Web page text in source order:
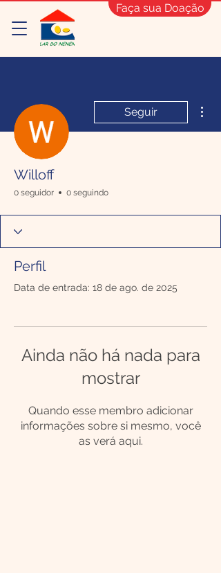
Faça sua Doação
Seguir
Willoff
0 seguidor 0 seguindo
Perfil
Data de entrada: 18 de ago. de 2025
Ainda não há nada para
mostrar
Quando esse membro adicionar
informações sobre si mesmo, você
as verá aqui.